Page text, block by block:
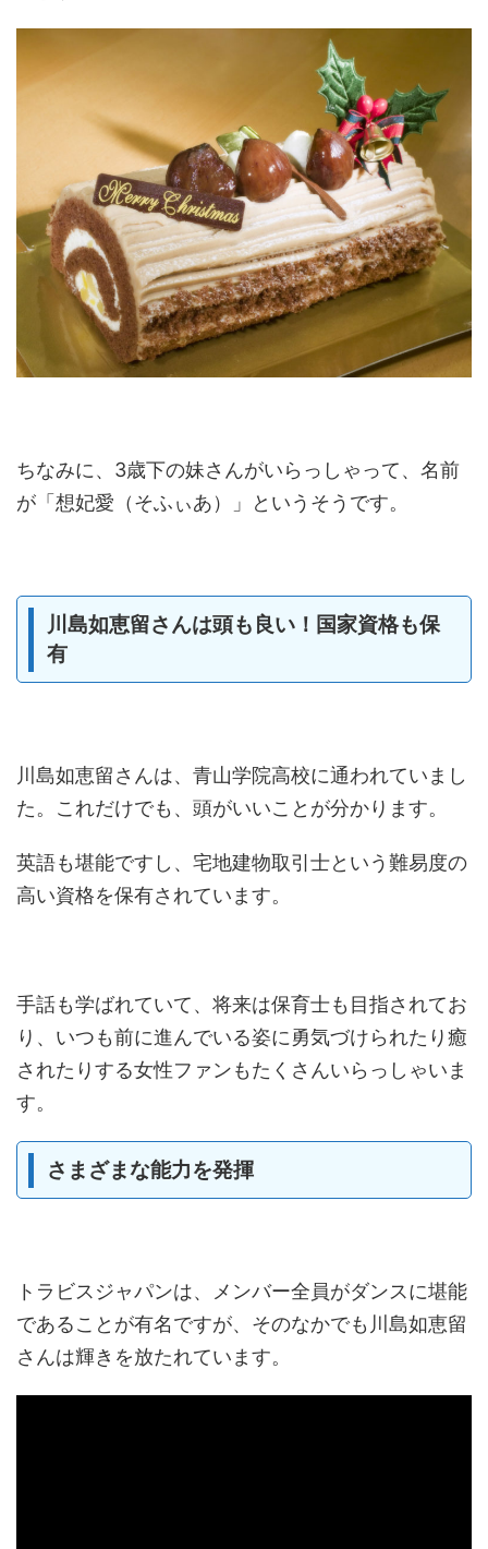
ちなみに、3歳下の妹さんがいらっしゃって、名前
が「想妃愛（そふぃあ）」というそうです。
川島如恵留さんは頭も良い！国家資格も保
有
川島如恵留さんは、青山学院高校に通われていまし
た。これだけでも、頭がいいことが分かります。
英語も堪能ですし、宅地建物取引士という難易度の
高い資格を保有されています。
手話も学ばれていて、将来は保育士も目指されてお
り、いつも前に進んでいる姿に勇気づけられたり癒
されたりする女性ファンもたくさんいらっしゃいま
す。
さまざまな能力を発揮
トラビスジャパンは、メンバー全員がダンスに堪能
であることが有名ですが、そのなかでも川島如恵留
さんは輝きを放たれています。